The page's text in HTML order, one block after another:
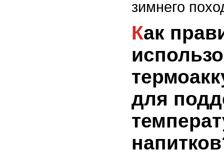
зимнего
Как правильно
для